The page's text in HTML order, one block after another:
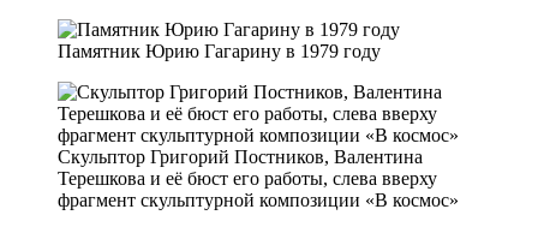
Памятник Юрию Гагарину в 1979 году
Скульптор Григорий Постников, Валентина
Терешкова и её бюст его работы, слева вверху
фрагмент скульптурной композиции «В космос»